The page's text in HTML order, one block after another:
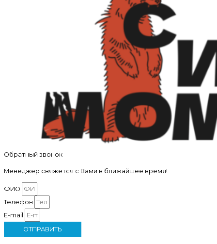
Обратный звонок
Менеджер свяжется с Вами в ближайшее время!
ФИО
Телефон
E-mail
ОТПРАВИТЬ